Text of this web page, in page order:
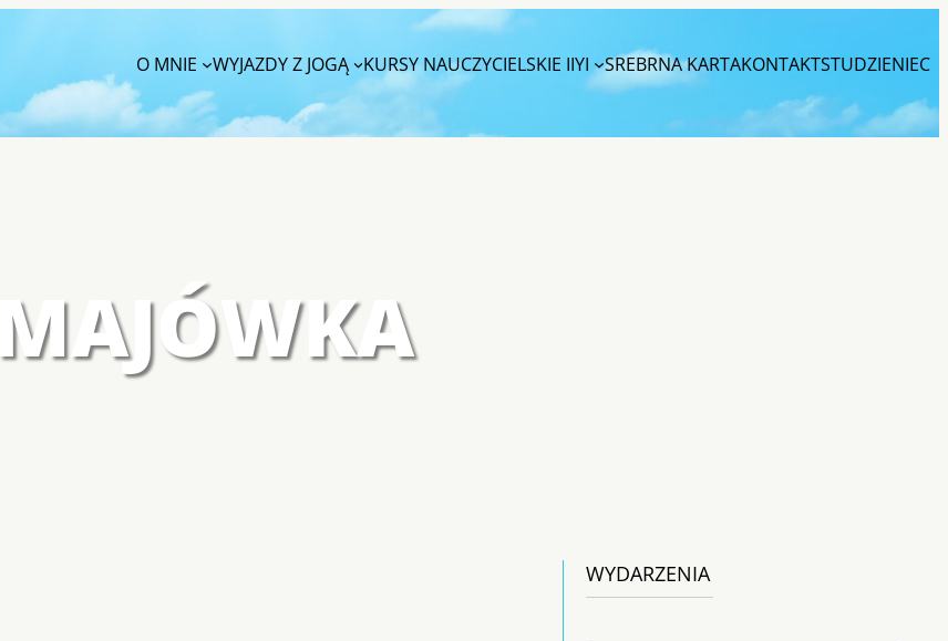
O MNIE WYJAZDY Z JOGĄ KURSY NAUCZYCIELSKIE IIYI SREBRNA KARTAKONTAKTSTUDZIENIEC
MAJÓWKA
WYDARZENIA